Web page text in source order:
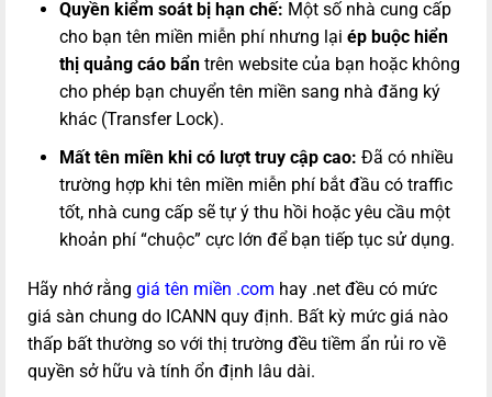
Quyền kiểm soát bị hạn chế: Một số nhà cung cấp
cho bạn tên miền miễn phí nhưng lại ép buộc hiển
thị quảng cáo bẩn trên website của bạn hoặc không
cho phép bạn chuyển tên miền sang nhà đăng ký
khác (Transfer Lock).
Mất tên miền khi có lượt truy cập cao: Đã có nhiều
trường hợp khi tên miền miễn phí bắt đầu có traffic
tốt, nhà cung cấp sẽ tự ý thu hồi hoặc yêu cầu một
khoản phí “chuộc” cực lớn để bạn tiếp tục sử dụng.
Hãy nhớ rằng giá tên miền .com hay .net đều có mức
giá sàn chung do ICANN quy định. Bất kỳ mức giá nào
thấp bất thường so với thị trường đều tiềm ẩn rủi ro về
quyền sở hữu và tính ổn định lâu dài.